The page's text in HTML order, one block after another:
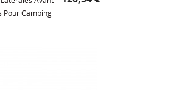
Pour Camping